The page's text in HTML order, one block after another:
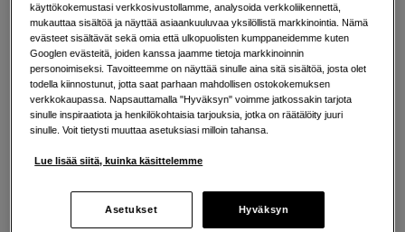
Lisää tietoa
Valitse Väri
käyttökokemustasi verkkosivustollamme, analysoida verkkoliikennettä,
mukauttaa sisältöä ja näyttää asiaankuuluvaa yksilöllistä markkinointia. Nämä
evästeet sisältävät sekä omia että ulkopuolisten kumppaneidemme kuten
Googlen evästeitä, joiden kanssa jaamme tietoja markkinoinnin
personoimiseksi. Tavoitteemme on näyttää sinulle aina sitä sisältöä, josta olet
todella kiinnostunut, jotta saat parhaan mahdollisen ostokokemuksen
verkkokaupassa. Napsauttamalla "Hyväksyn" voimme jatkossakin tarjota
sinulle inspiraatiota ja henkilökohtaisia tarjouksia, jotka on räätälöity juuri
sinulle. Voit tietysti muuttaa asetuksiasi milloin tahansa.
Lue lisää siitä, kuinka käsittelemme
Asetukset Hyväksyn